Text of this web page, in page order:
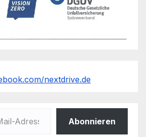
nextdrive.de
Abonnieren